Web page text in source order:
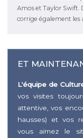
Amos et Taylor Swift.
corrige également les
ET
L'équipe de
vos visites
attentive, vos
hausses) et vos
vous aimez le